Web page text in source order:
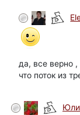
да, все верно
что поток из